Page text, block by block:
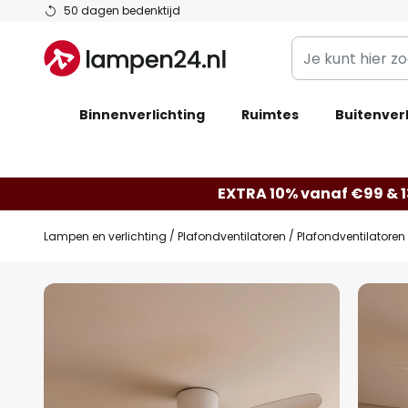
50 dagen bedenktijd
Ga
de
inhoud
Je
kunt
zoeken
webwinkel
Binnenverlichting Ruimtes
EXTRA 10% vanaf €99 &
Lampen en verlichting Plafondventilatoren
Ga